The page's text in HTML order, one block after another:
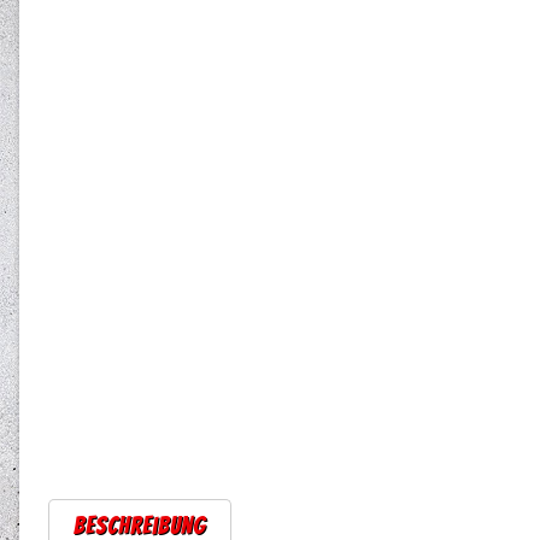
Beschreibung